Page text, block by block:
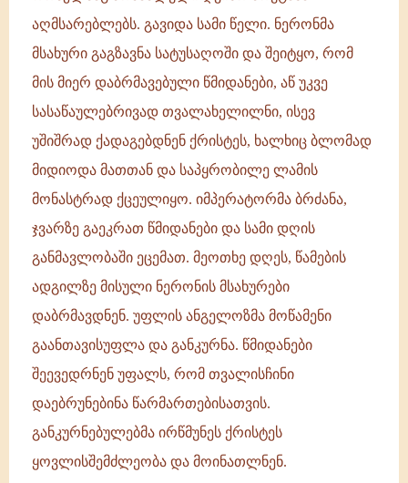
აღმსარებლებს. გავიდა სამი წელი. ნერონმა
მსახური გაგზავნა სატუსაღოში და შეიტყო, რომ
მის მიერ დაბრმავებული წმიდანები, აწ უკვე
სასაწაულებრივად თვალახელილნი, ისევ
უშიშრად ქადაგებდნენ ქრისტეს, ხალხიც ბლომად
მიდიოდა მათთან და საპყრობილე ლამის
მონასტრად ქცეულიყო. იმპერატორმა ბრძანა,
ჯვარზე გაეკრათ წმიდანები და სამი დღის
განმავლობაში ეცემათ. მეოთხე დღეს, წამების
ადგილზე მისული ნერონის მსახურები
დაბრმავდნენ. უფლის ანგელოზმა მოწამენი
გაანთავისუფლა და განკურნა. წმიდანები
შეევედრნენ უფალს, რომ თვალისჩინი
დაებრუნებინა წარმართებისათვის.
განკურნებულებმა ირწმუნეს ქრისტეს
ყოვლისშემძლეობა და მოინათლნენ.